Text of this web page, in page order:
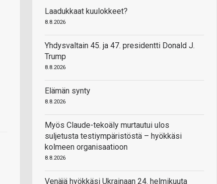
Laadukkaat kuulokkeet?
8.8.2026
Yhdysvaltain 45. ja 47. presidentti Donald J.
Trump
8.8.2026
Elämän synty
8.8.2026
Myös Claude-tekoäly murtautui ulos
suljetusta testiympäristöstä – hyökkäsi
kolmeen organisaatioon
8.8.2026
Venäjä hyökkäsi Ukrainaan 24. helmikuuta